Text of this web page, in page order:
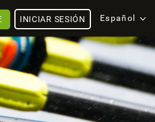
Español
INICIAR SESIÓN